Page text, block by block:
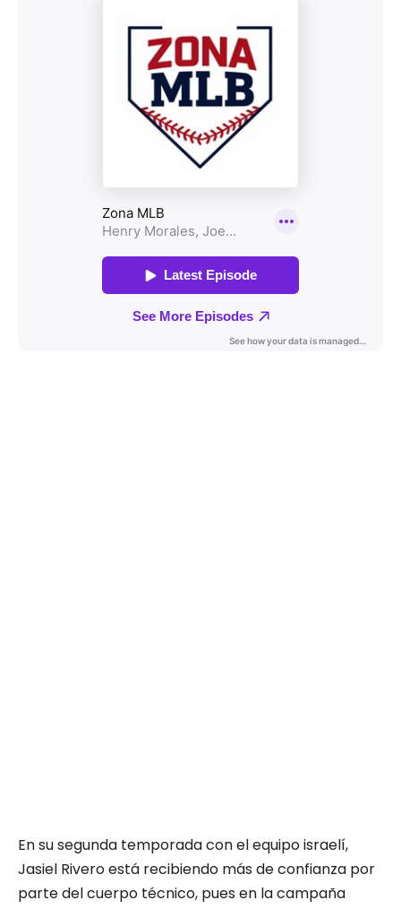
En su segunda temporada con el equipo israelí,
Jasiel Rivero está recibiendo más de confianza por
parte del cuerpo técnico, pues en la campaña